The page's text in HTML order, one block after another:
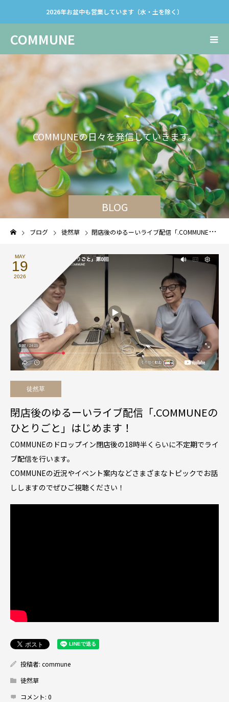
2026年お盆中も営業しています（水・土を除く）
COMMUNE
BLOG
COMMUNEの日々を発信していきます。
ブログ 徒然草 閉店後のゆるーいライブ配信「.COMMUNEのひとりごと」はじめます！
MAY
19
2026
徒然草
閉店後のゆるーいライブ配信「.COMMUNEの
ひとりごと」はじめます！
COMMUNEのドロップイン閉店後の18時半くらいに不定期でライ
ブ配信を行います。
COMMUNEの近況やイベント案内などさまざまなトピックでお話
ししますのでぜひご視聴ください！
投稿者: commune
徒然草
コメント: 0